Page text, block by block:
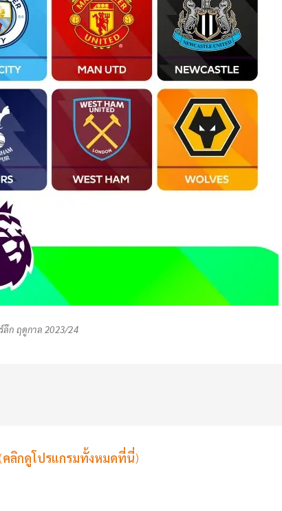
ลีก ฤดูกาล 2023/24
คลิกดูโปรแกรมทั้งหมดที่นี่)